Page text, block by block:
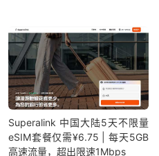
Superalink 中国大陆5天不限量
eSIM套餐仅需¥6.75 | 每天5GB
高速流量，超出限速1Mbps